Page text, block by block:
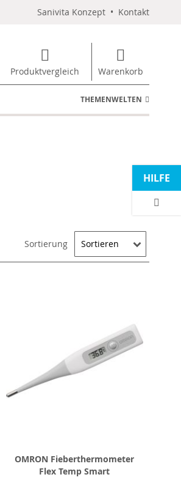
Sanivita Konzept • Kontakt
Produktvergleich Warenkorb
THEMENWELTEN
Sortierung
OMRON Fieberthermometer
Flex Temp Smart
HILFE